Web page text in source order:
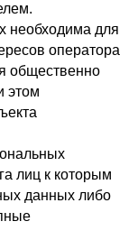
необходима для
оператора
общественно
этом
лиц к которым
данных либо